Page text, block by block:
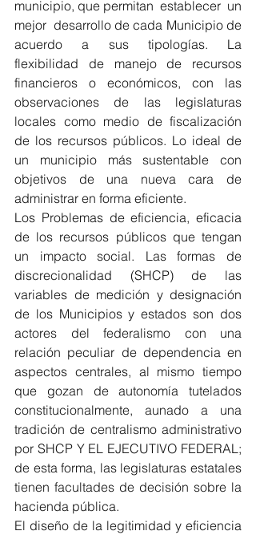
municipio, que permitan  establecer  un
mejor  desarrollo de cada Municipio de
acuerdo a sus tipologías. La
flexibilidad de manejo de recursos
financieros o económicos, con las
observaciones de las legislaturas
locales como medio de fiscalización
de los recursos públicos. Lo ideal de
un municipio más sustentable con
objetivos de una nueva cara de
administrar en forma eficiente.
Los Problemas de eficiencia, eficacia
de los recursos públicos que tengan
un impacto social. Las formas de
discrecionalidad (SHCP) de las
variables de medición y designación
de los Municipios y estados son dos
actores del federalismo con una
relación peculiar de dependencia en
aspectos centrales, al mismo tiempo
que gozan de autonomía tutelados
constitucionalmente, aunado a una
tradición de centralismo administrativo
por SHCP Y EL EJECUTIVO FEDERAL;
de esta forma, las legislaturas estatales
tienen facultades de decisión sobre la
hacienda pública.
El diseño de la legitimidad y eficiencia